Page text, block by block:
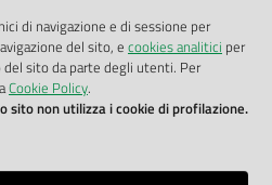
di navigazione e di sessione per
del sito, e cookies analitici per
sito da parte degli utenti. Per
Cookie Policy.
sito non utilizza i cookie di profilazione.